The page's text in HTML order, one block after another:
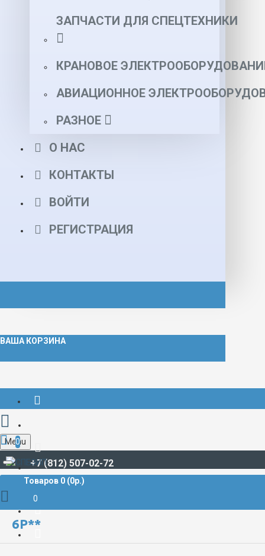
ЗАПЧАСТИ ДЛЯ СПЕЦТЕХНИКИ
КРАНОВОЕ
АВИАЦИОННОЕ
РАЗНОЕ
О НАС
КОНТАКТЫ
ВОЙТИ
РЕГИСТРАЦИЯ
ВАША КОРЗИНА
+7 (812) 507-02-72
Menu
0
Товаров 0 (0р.)
0
6Р**